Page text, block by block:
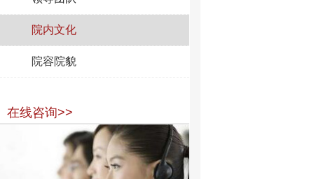
院内文化
院容院貌
在线咨询>>